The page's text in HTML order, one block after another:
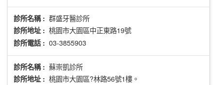
診所名稱 : 群盛牙醫診所
診所地址 : 桃園市大園區中正東路19號
診所電話 : 03-3855903
診所名稱 : 蘇崇凱診所
診所地址 : 桃園市大園區?林路56號1樓。